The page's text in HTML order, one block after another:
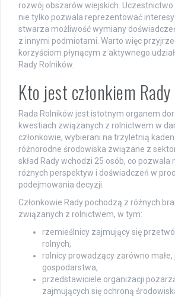
rozwój obszarów wiejskich.
nie tylko pozwala reprezentować
stwarza możliwość wymiany
z innymi podmiotami. Warto więc
korzyściom płynącym z aktywnego
Rady Rolników.
Kto jest członkiem
Rada Rolników jest istotnym organem
kwestiach związanych z rolnictwem w
członkowie, wybierani na trzyletnią
różnorodne środowiska związane z
skład Rady wchodzi 25 osób, co pozwala
różnych perspektyw i doświadczeń w
podejmowania decyzji.
Członkowie Rady pochodzą z różnych
związanych z rolnictwem, w tym:
rzemieślnicy zajmujący się
rolnych,
rolnicy prowadzący zarówno małe,
gospodarstwa,
przedstawiciele organizacji
zajmujących się ochroną